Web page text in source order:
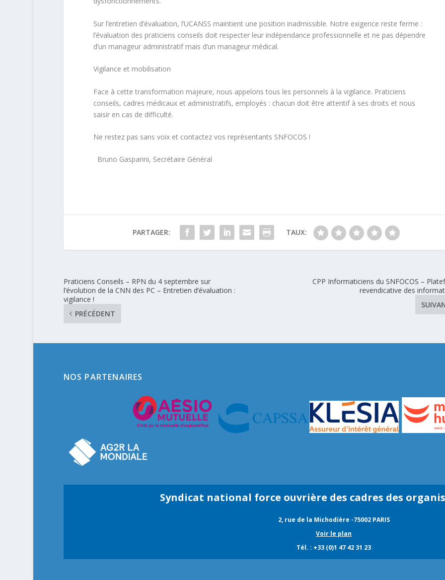
Sur l’entretien d’évaluation, l’UCANSS maintient une position inadmissible. Notre exigence reste ferme :
l’évaluation des praticiens conseils doit respecter leur indépendance professionnelle et ne pas dépendre
d’un manageur administratif mais d’un manageur médical.
Vigilance et mobilisation
Face à cette transformation majeure, nous appelons tous les personnels à la vigilance. Praticiens
conseils, cadres médicaux et administratifs, employés : chacun doit être attentif à ses droits et nous
saisir en cas de difficulté.
Ne restez pas sans voix et contactez vos représentants SNFOCOS !
Bruno Gasparini, Secrétaire Général
PARTAGER: TAUX:
Praticiens Conseils – RPN du 4 septembre sur
l’évolution de la CNN des PC – Entretien d’évaluation :
vigilance !
PRÉCÉDENT
CPP Informaticiens du SNFOCOS –
revendicative des
NOS PARTENAIRES
Syndicat national force ouvrière des cadres des
2, rue de la Michodière -75002 PARIS
Voir le plan
Tél. : +33 (0)1 47 42 31 23